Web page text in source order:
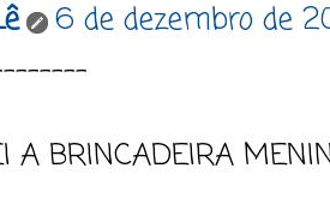
6 de dezembro de
A BRINCADEIRA